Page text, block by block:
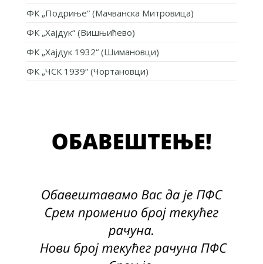
ФК „Подриње“ (Мачванска Митровица)
ФК „Хајдук“ (Вишњићево)
ФК „Хајдук 1932“ (Шимановци)
ФК „ЧСК 1939“ (Чортановци)